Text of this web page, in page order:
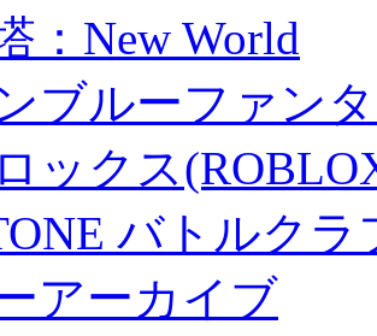
：New World
ブルーファン
ックス
バトルク
アーカイブ